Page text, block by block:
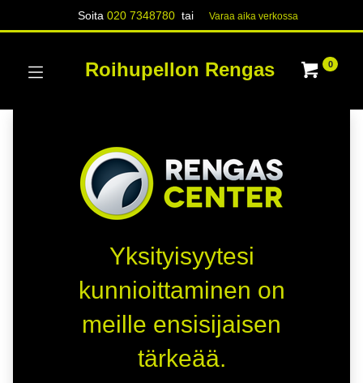
Soita020 7348780 tai Varaa aika verk​​​​ossa
Roihupellon Rengas 0
Yksityisyytesi
kunnioittaminen on
meille ensisijaisen
tärkeää.